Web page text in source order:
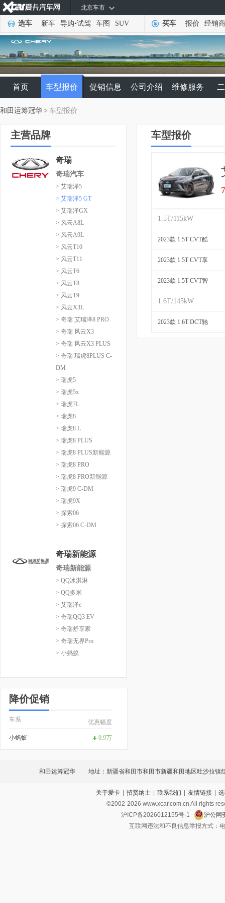
北京车市
选车 新车 导购•试驾 车图 SUV 买车 报价 经销商
首页 车型报价 促销信息 公司介绍 维修服务
和田运筹冠华 > 车型报价
主营品牌
奇瑞
奇瑞汽车
> 艾瑞泽5
> 艾瑞泽5 GT
> 艾瑞泽GX
> 风云A8L
> 风云A9L
> 风云T10
> 风云T11
> 风云T6
> 风云T8
> 风云T9
> 风云X3L
> 奇瑞 艾瑞泽8 PRO
> 奇瑞 风云X3
> 奇瑞 风云X3 PLUS
> 奇瑞 瑞虎8PLUS C-
DM
> 瑞虎5
> 瑞虎5x
> 瑞虎7L
> 瑞虎8
> 瑞虎8 L
> 瑞虎8 PLUS
> 瑞虎8 PLUS新能源
> 瑞虎8 PRO
> 瑞虎8 PRO新能源
> 瑞虎9 C-DM
> 瑞虎9X
> 探索06
> 探索06 C-DM
奇瑞新能源
奇瑞新能源
> QQ冰淇淋
> QQ多米
> 艾瑞泽e
> 奇瑞QQ3 EV
> 奇瑞舒享家
> 奇瑞无界Pro
> 小蚂蚁
降价促销
车系 优惠幅度
小蚂蚁 0.9万
车型报价
1.5T/115kW
2023款 1.5T CVT酷
2023款 1.5T CVT享
2023款 1.5T CVT智
1.6T/145kW
2023款 1.6T DCT驰
和田运筹冠华 地址：新疆省和田市和田市新疆和田地区吐沙拉镇
638号
关于爱卡 | 招贤纳士 | 联系我们 | 友情链接 |
©2002-2026 www.xcar.com.cn All rights
沪ICP备2026012155号-1
沪公网
互联网违法和不良信息举报方式：